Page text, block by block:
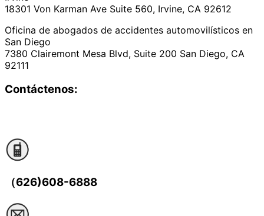
18301 Von Karman Ave Suite 560, Irvine, CA 92612
Oficina de abogados de accidentes automovilísticos en
San Diego
7380 Clairemont Mesa Blvd, Suite 200 San Diego, CA
92111
Contáctenos:
（626)608-6888